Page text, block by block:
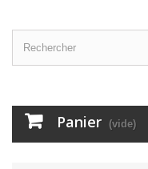
Panier (vide)